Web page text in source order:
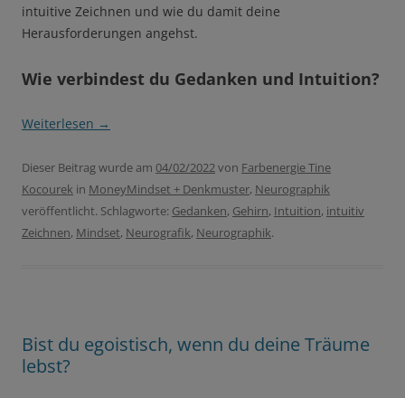
intuitive Zeichnen und wie du damit deine
Herausforderungen angehst.
Wie verbindest du Gedanken und Intuition?
Weiterlesen →
Dieser Beitrag wurde am 04/02/2022von Farbenergie Tine
Kocourek in MoneyMindset + Denkmuster, Neurographik
veröffentlicht. Schlagworte: Gedanken, Gehirn, Intuition, intuitiv
Zeichnen, Mindset, Neurografik, Neurographik.
Bist du egoistisch, wenn du deine Träume
lebst?